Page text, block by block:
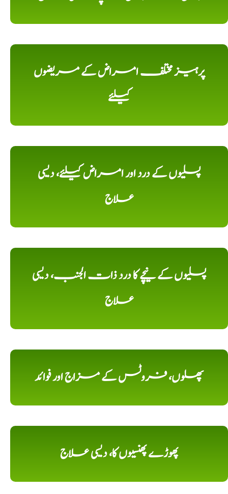
پرہیز مختلف امراض کے مریضوں
کیلئے
پسلیوں کے درد اور امراض کیلئے، دیسی
علاج
پسلیوں کے نیچے کا درد ذات الجنب، دیسی
علاج
پھلوں، فروٹس کے مزاج اور فوائد
پھوڑے پھنسیوں کا، دیسی علاج